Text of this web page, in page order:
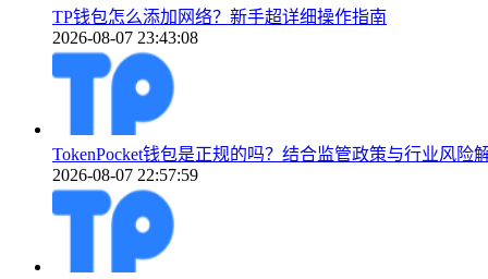
TP钱包怎么添加网络？新手超详细操作指南
2026-08-07 23:43:08
TokenPocket钱包是正规的吗？结合监管政策与行业风险
2026-08-07 22:57:59